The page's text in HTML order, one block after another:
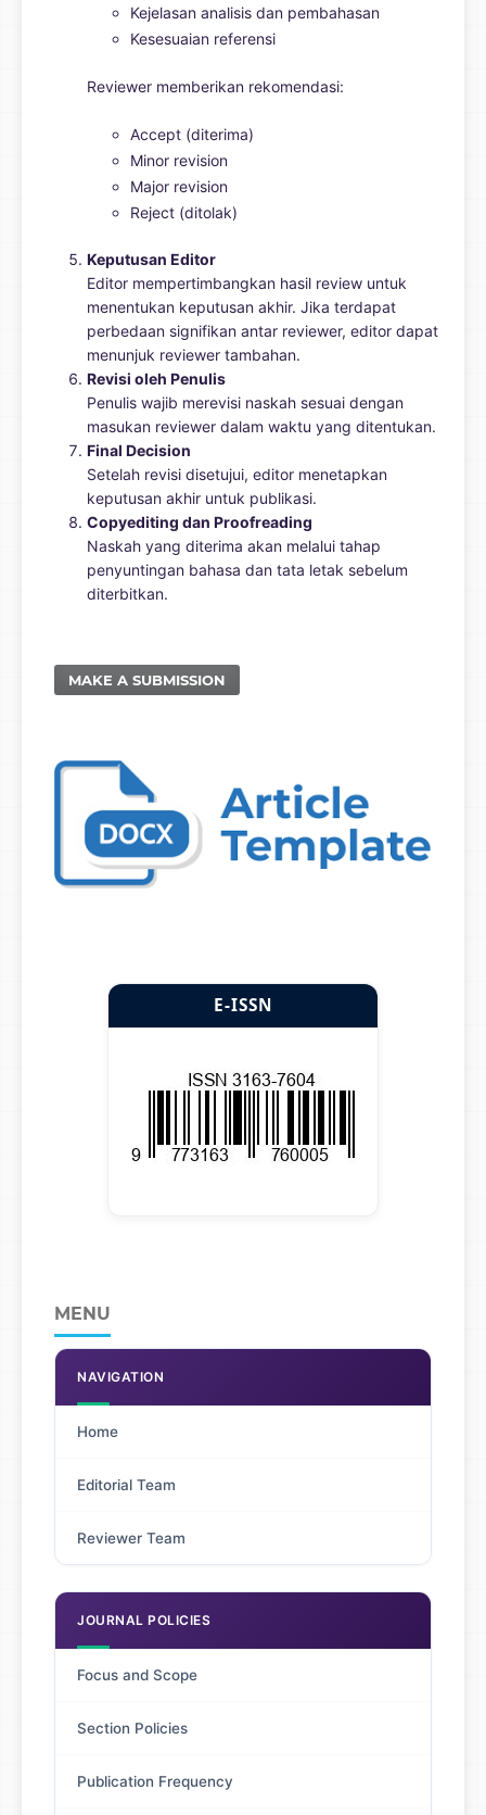
Kejelasan analisis dan pembahasan
Kesesuaian referensi
Reviewer memberikan rekomendasi:
Accept (diterima)
Minor revision
Major revision
Reject (ditolak)
Keputusan Editor
Editor mempertimbangkan hasil review untuk
menentukan keputusan akhir. Jika terdapat
perbedaan signifikan antar reviewer, editor dapat
menunjuk reviewer tambahan.
Revisi oleh Penulis
Penulis wajib merevisi naskah sesuai dengan
masukan reviewer dalam waktu yang ditentukan.
Final Decision
Setelah revisi disetujui, editor menetapkan
keputusan akhir untuk publikasi.
Copyediting dan Proofreading
Naskah yang diterima akan melalui tahap
penyuntingan bahasa dan tata letak sebelum
diterbitkan.
MAKE A SUBMISSION
E-ISSN
MENU
NAVIGATION
Home
Editorial Team
Reviewer Team
JOURNAL POLICIES
Focus and Scope
Section Policies
Publication Frequency